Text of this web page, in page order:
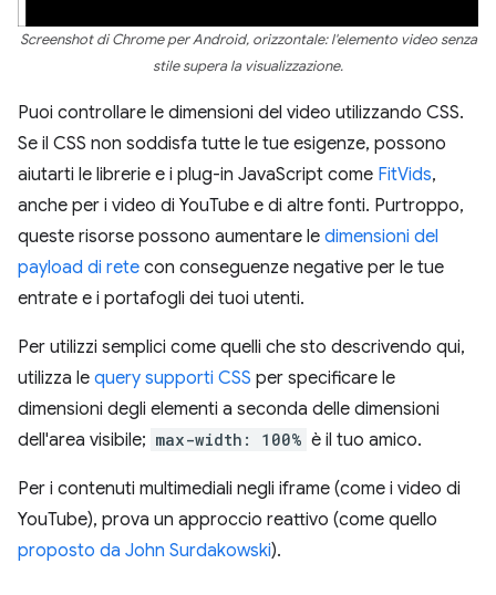
Screenshot di Chrome per Android, orizzontale: l'elemento video senza
stile supera la visualizzazione.
Puoi controllare le dimensioni del video utilizzando CSS.
Se il CSS non soddisfa tutte le tue esigenze, possono
aiutarti le librerie e i plug-in JavaScript come FitVids,
anche per i video di YouTube e di altre fonti. Purtroppo,
queste risorse possono aumentare le dimensioni del
payload di rete con conseguenze negative per le tue
entrate e i portafogli dei tuoi utenti.
Per utilizzi semplici come quelli che sto descrivendo qui,
utilizza le query supporti CSS per specificare le
dimensioni degli elementi a seconda delle dimensioni
dell'area visibile; max-width: 100% è il tuo amico.
Per i contenuti multimediali negli iframe (come i video di
YouTube), prova un approccio reattivo (come quello
proposto da John Surdakowski).